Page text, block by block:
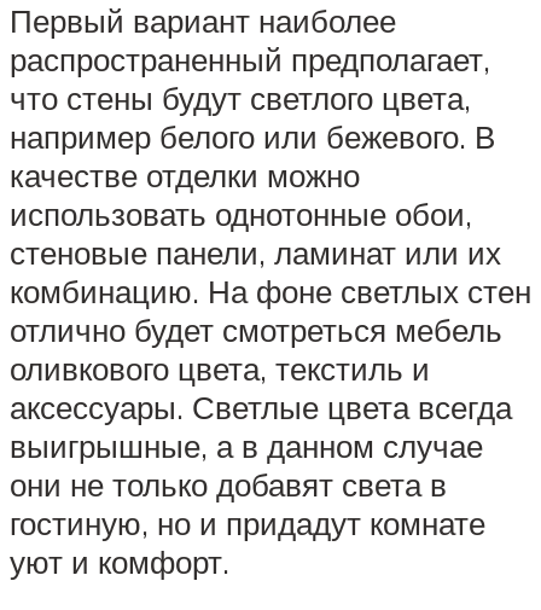
Первый вариант наиболее
распространенный предполагает,
что стены будут светлого цвета,
например белого или бежевого. В
качестве отделки можно
использовать однотонные обои,
стеновые панели, ламинат или их
комбинацию. На фоне светлых стен
отлично будет смотреться мебель
оливкового цвета, текстиль и
аксессуары. Светлые цвета всегда
выигрышные, а в данном случае
они не только добавят света в
гостиную, но и придадут комнате
уют и комфорт.